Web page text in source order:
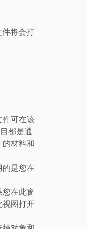
件将会打
件可在该
都是通
的材料和
的是您在
您在此窗
视图打开